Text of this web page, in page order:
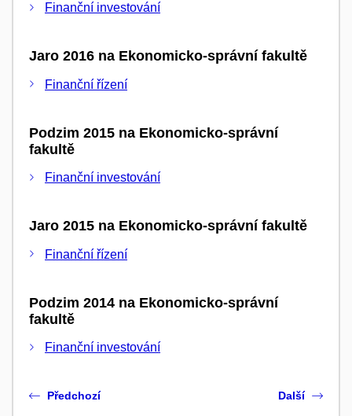
Finanční investování
Jaro 2016 na Ekonomicko-správní fakultě
Finanční řízení
Podzim 2015 na Ekonomicko-správní
fakultě
Finanční investování
Jaro 2015 na Ekonomicko-správní fakultě
Finanční řízení
Podzim 2014 na Ekonomicko-správní
fakultě
Finanční investování
Předchozí Další